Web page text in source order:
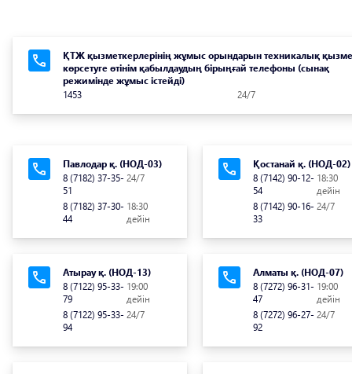
ҚТЖ қызметкерлерінің жұмыс орындарын техникалық
көрсетуге өтінім қабылдаудың бірыңғай телефоны (сынақ
режимінде жұмыс істейді)
1453
24/7
Павлодар қ. (НОД-03)
8 (7182) 37-35-
51
24/7
8 (7182) 37-30-
44
18:30
дейін
Қостанай қ. (НОД-02)
8 (7142) 90-12-
54
18:30
дейін
8 (7142) 90-16-
33
24/7
Атырау қ. (НОД-13)
8 (7122) 95-33-
79
19:00
дейін
8 (7122) 95-33-
94
24/7
Алматы қ. (НОД-07)
8 (7272) 96-31-
47
19:00
дейін
8 (7272) 96-27-
92
24/7